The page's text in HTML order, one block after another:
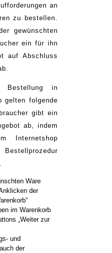
an
zu bestellen.
gewünschten
ein für ihn
auf Abschluss
Bestellung in
gelten folgende
gibt ein
ab, indem
Internetshop
Ware
der
im Warenkorb
„Weiter zur
und
der